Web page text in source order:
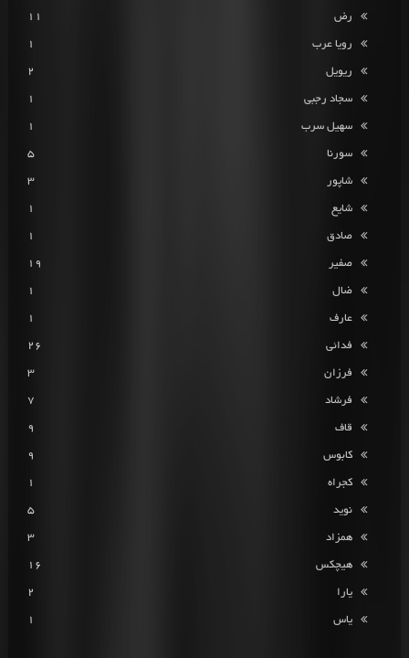
رض 11
رویا عرب 1
ریویل 2
سجاد رجبی 1
سهیل سرب 1
سورنا 5
شاپور 3
شایع 1
صادق 1
صفیر 19
ضال 1
عارف 1
فدائی 26
فرزان 3
فرشاد 7
قاف 9
کابوس 9
کجراه 1
نوید 5
همزاد 3
هیچکس 16
یارا 2
یاس 1